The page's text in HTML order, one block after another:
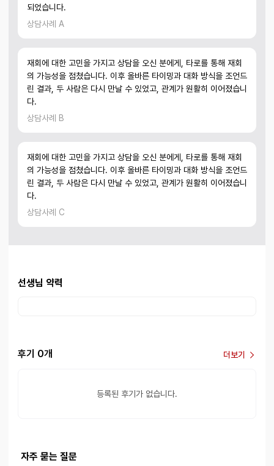
되었습니다.
상담사례 A
재회에 대한 고민을 가지고 상담을 오신 분에게, 타로를 통해 재회
의 가능성을 점쳤습니다. 이후 올바른 타이밍과 대화 방식을 조언드
린 결과, 두 사람은 다시 만날 수 있었고, 관계가 원활히 이어졌습니
다.
상담사례 B
재회에 대한 고민을 가지고 상담을 오신 분에게, 타로를 통해 재회
의 가능성을 점쳤습니다. 이후 올바른 타이밍과 대화 방식을 조언드
린 결과, 두 사람은 다시 만날 수 있었고, 관계가 원활히 이어졌습니
다.
상담사례 C
선생님 약력
후기 0개 더보기
등록된 후기가 없습니다.
자주 묻는 질문